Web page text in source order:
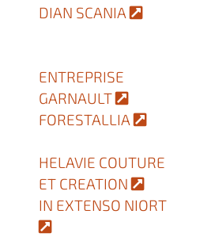
DIAN SCANIA
ENTREPRISE
GARNAULT
FORESTALLIA
HELAVIE COUTURE
ET CREATION
IN EXTENSO NIORT